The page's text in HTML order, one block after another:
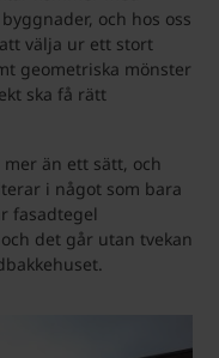
och hos oss
välja ur ett stort
geometriska mönster
ska få rätt
än ett sätt, och
i något som bara
fasadtegel
det går utan tvekan